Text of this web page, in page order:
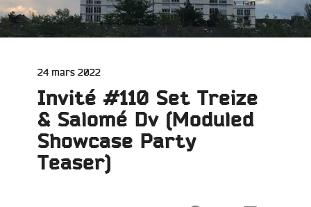
Publié
24 mars 2022
Invité #110 Set Treize
& Salomé Dv (Moduled
Showcase Party
Teaser)